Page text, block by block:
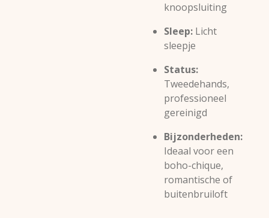
knoopsluiting
Sleep: Licht
sleepje
Status:
Tweedehands,
professioneel
gereinigd
Bijzonderheden:
Ideaal voor een
boho-chique,
romantische of
buitenbruiloft